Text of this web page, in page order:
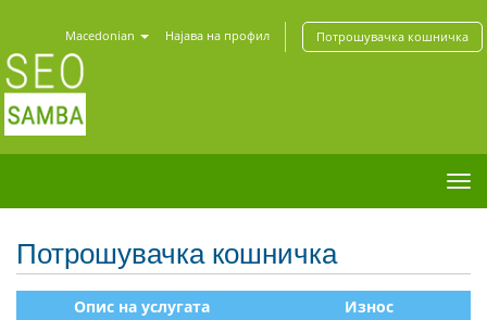
Macedonian Најава на профил Потрошувачка кошничка
Потрошувачка кошничка
Опис на услугата Износ